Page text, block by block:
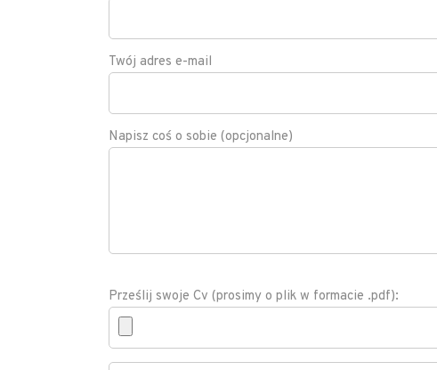
Twój adres e-mail
Napisz coś o sobie (opcjonalne)
Prześlij swoje Cv (prosimy o plik w formacie .pdf):